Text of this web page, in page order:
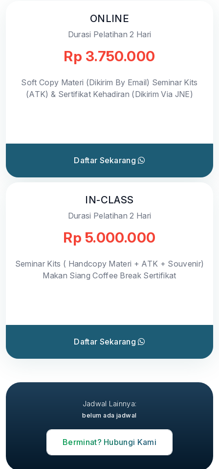
ONLINE
Durasi Pelatihan 2 Hari
Rp 3.750.000
Soft Copy Materi (Dikirim By Email) Seminar Kits
(ATK) & Sertifikat Kehadiran (Dikirim Via JNE)
Daftar Sekarang
IN-CLASS
Durasi Pelatihan 2 Hari
Rp 5.000.000
Seminar Kits ( Handcopy Materi + ATK + Souvenir)
Makan Siang Coffee Break Sertifikat
Daftar Sekarang
Jadwal Lainnya:
belum ada jadwal
Berminat? Hubungi Kami